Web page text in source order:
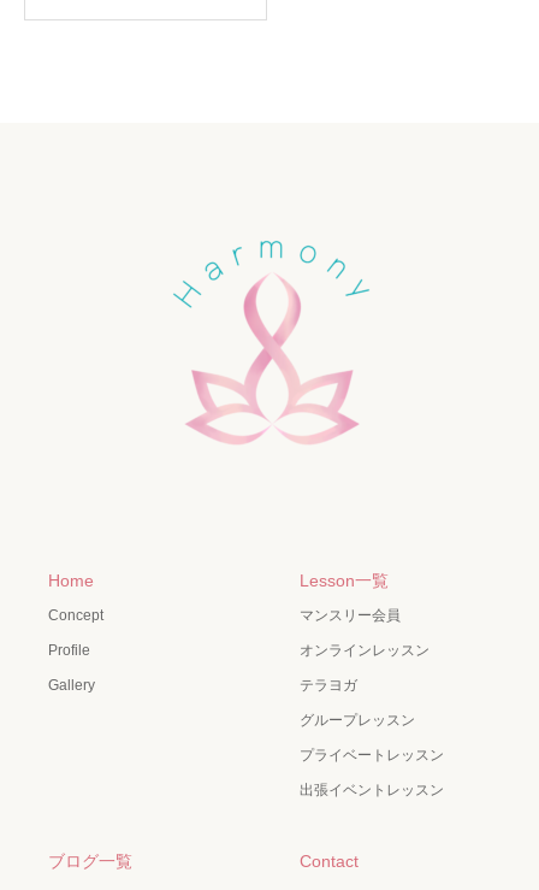
Home
Concept
Profile
Gallery
Lesson一覧
マンスリー会員
オンラインレッスン
テラヨガ
グループレッスン
プライベートレッスン
出張イベントレッスン
ブログ一覧 Contact